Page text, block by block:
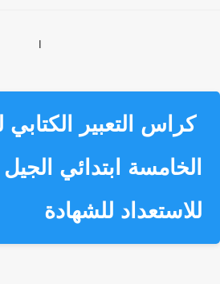
كراس التعبير الكتابي
الخامسة ابتدائي الجيل
للاستعداد للشهادة